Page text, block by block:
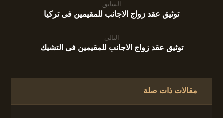
السابق
توثيق عقد زواج الاجانب للمقيمين فى تركيا
التالى
توثيق عقد زواج الاجانب للمقيمين فى التشيك
مقالات ذات صلة